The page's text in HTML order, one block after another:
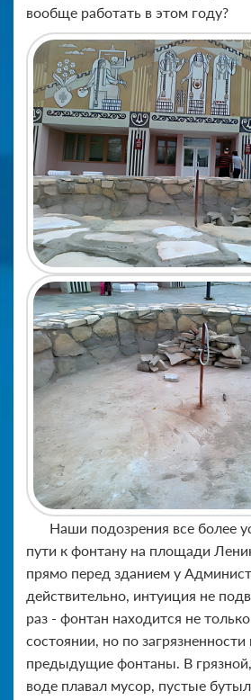
вообще работать в этом году?
Наши подозрения все более
пути к фонтану на площади
прямо перед зданием у
действительно, интуиция не
раз - фонтан находится не
состоянии, но по
предыдущие фонтаны. В
воде плавал мусор, пустые